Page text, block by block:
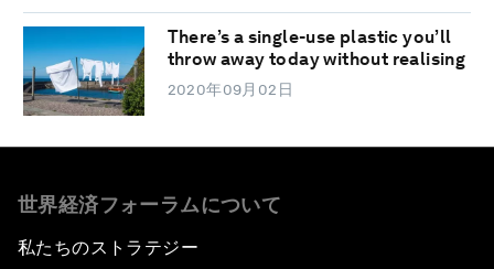
There’s a single-use plastic you’ll
throw away today without realising
2020年09月02日
世界経済フォーラムについて
私たちのストラテジー